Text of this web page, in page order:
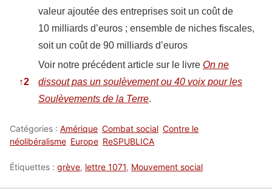
valeur ajoutée des entreprises soit un coût de
10 milliards d’euros ; ensemble de niches fiscales,
soit un coût de 90 milliards d’euros
↑2
Voir notre précédent article sur le livre On ne
dissout pas un soulèvement ou 40 voix pour les
Soulèvements de la Terre.
Catégories : Amérique Combat social Contre le
néolibéralisme Europe ReSPUBLICA
Étiquettes : grève, lettre 1071, Mouvement social